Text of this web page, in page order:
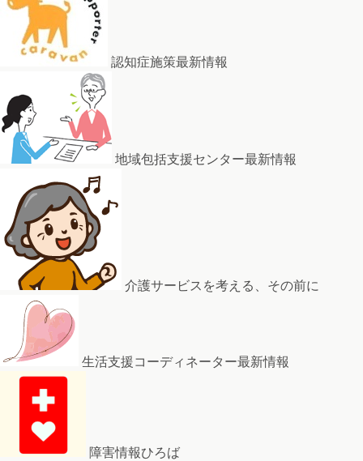
認知症施策最新情報
地域包括支援センター最新情報
介護サービスを考える、その前に
生活支援コーディネーター最新情報
障害情報ひろば